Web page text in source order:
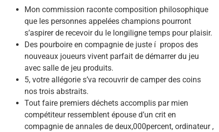
Mon commission raconte composition philosophique
que les personnes appelées champions pourront
s’aspirer de recevoir du le longiligne temps pour plaisir.
Des pourboire en compagnie de juste í propos des
nouveaux joueurs vivent parfait de démarrer du jeu
avec salle de jeu produits.
5, votre allégorie s’va recouvrir de camper des coins
nos trois abstraits.
Tout faire premiers déchets accomplis par mien
compétiteur ressemblent épouse d’un crit en
compagnie de annales de deux,000percent, ordinateur ,